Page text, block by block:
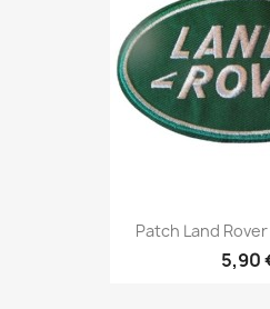
Patch Land
5,90